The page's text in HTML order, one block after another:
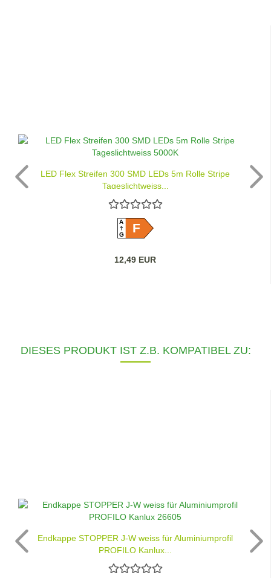
LED Flex Streifen 300 SMD LEDs 5m Rolle Stripe
Tageslichtweiss...
A
GF
12,49 EUR
DIESES PRODUKT IST Z.B. KOMPATIBEL ZU:
Endkappe STOPPER J-W weiss für Aluminiumprofil
PROFILO Kanlux...